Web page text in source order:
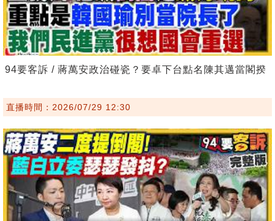
94要客訴 / 蔣萬安政治碰瓷？要卓下台點名陳其邁當閣揆
直播時間：2026/07/29 12:30